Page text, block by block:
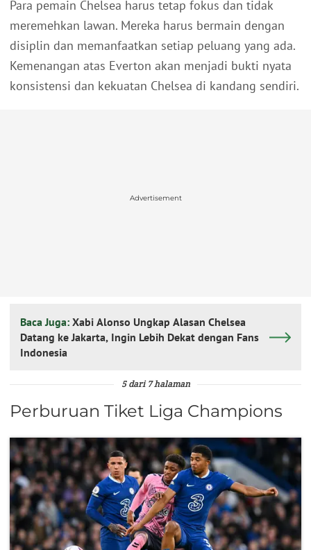
Para pemain Chelsea harus tetap fokus dan tidak
meremehkan lawan. Mereka harus bermain dengan
disiplin dan memanfaatkan setiap peluang yang ada.
Kemenangan atas Everton akan menjadi bukti nyata
konsistensi dan kekuatan Chelsea di kandang sendiri.
Advertisement
Baca Juga: Xabi Alonso Ungkap Alasan Chelsea
Datang ke Jakarta, Ingin Lebih Dekat dengan Fans
Indonesia
5 dari 7 halaman
Perburuan Tiket Liga Champions